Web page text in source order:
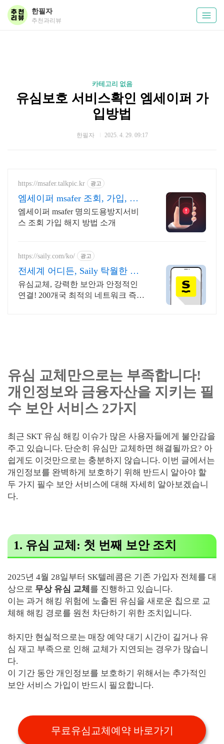
한필자
추천과리뷰
카테고리 없음
유심보호 서비스확인 엠세이퍼 가
입방법
한필자 2025. 4. 29. 09:17
https://msafer.talkpic.kr 광고
엠세이퍼 msafer 조회, 가입, 해
지, 후기
엠세이퍼 msafer 명의도용방지서비
스 조회 가입 해지 방법 소개
https://saily.com/ko/ 광고
전세계 어디든, Saily 탁월한 보
안, 안정적인 연결
유심교체, 강력한 보안과 안정적인
연결! 200개국 최적의 네트워크 즉시
유심 교체만으로는 부족합니다!
개인정보와 금융자산을 지키는 필
수 보안 서비스 2가지
최근 SKT 유심 해킹 이슈가 많은 사용자들에게 불안감을
주고 있습니다. 단순히 유심만 교체하면 해결될까요? 아
쉽게도 이것만으로는 충분하지 않습니다. 이번 글에서는
개인정보를 완벽하게 보호하기 위해 반드시 알아야 할
두 가지 필수 보안 서비스에 대해 자세히 알아보겠습니
다.
1. 유심 교체: 첫 번째 보안 조치
2025년 4월 28일부터 SK텔레콤은 기존 가입자 전체를 대
상으로 무상 유심 교체 를 진행하고 있습니다.
이는 과거 해킹 위험에 노출된 유심을 새로운 칩으로 교
체해 해킹 경로를 원천 차단하기 위한 조치입니다.
하지만 현실적으로는 매장 예약 대기 시간이 길거나 유
심 재고 부족으로 인해 교체가 지연되는 경우가 많습니
다.
이 기간 동안 개인정보를 보호하기 위해서는 추가적인
보안 서비스 가입이 반드시 필요합니다.
무료유심교체예약 바로가기